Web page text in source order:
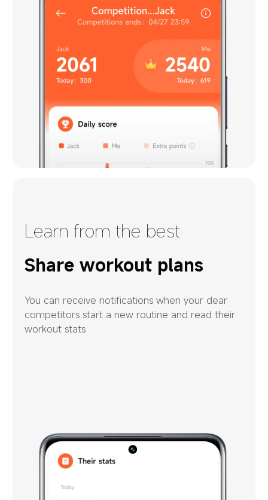
Learn from the best
Share workout plans
You can receive notifications when your dear
competitors start a new routine and read their
workout stats